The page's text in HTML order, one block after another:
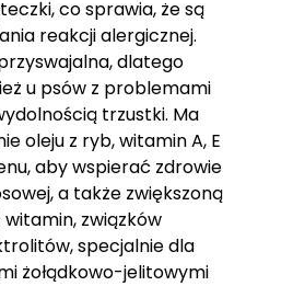
co sprawia, że są
reakcji alergicznej.
dlatego
u psów z problemami
trzustki. Ma
oleju z ryb, witamin A, E
aby wspierać zdrowie
a także zwiększoną
związków
specjalnie dla
żołądkowo-jelitowymi